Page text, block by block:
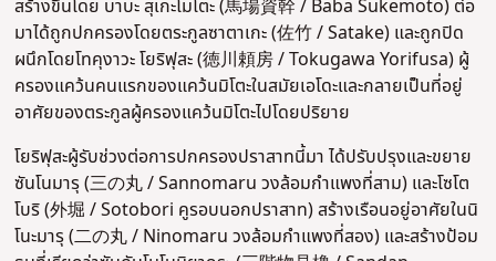
สร้างขึ้นโดย บาบะ สุเกะโมโตะ (馬場資幹 / Baba Sukemoto) ต่อ
มาได้ถูกปกครองโดยตระกูลซาตาเกะ (佐竹 / Satake) และถูกปิด
ผนึกโดยโทคุงาวะ โยริฟุสะ (徳川頼房 / Tokugawa Yorifusa) ผู้
ครองแคว้นคนแรกของแคว้นมิโตะในสมัยเอโดะและกลายเป็นที่อยู่
อาศัยของตระกูลผู้ครองแคว้นมิโตะไปโดยปริยาย
โยริฟุสะผู้รับช่วงต่อการปกครองปราสาทนี้มา ได้ปรับปรุงและขยาย
ซันโนมารุ (三の丸 / Sannomaru วงล้อมกำแพงที่สาม) และโซโต
โบริ (外堀 / Sotobori คูรอบนอกปราสาท) สร้างเรือนอยู่อาศัยในนิ
โนะมารุ (二の丸 / Ninomaru วงล้อมกำแพงที่สอง) และสร้างป้อม